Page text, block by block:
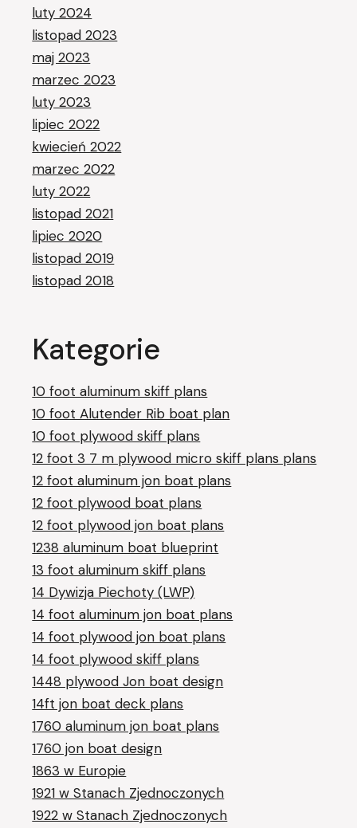
luty 2024
listopad 2023
maj 2023
marzec 2023
luty 2023
lipiec 2022
kwiecień 2022
marzec 2022
luty 2022
listopad 2021
lipiec 2020
listopad 2019
listopad 2018
Kategorie
10 foot aluminum skiff plans
10 foot Alutender Rib boat plan
10 foot plywood skiff plans
12 foot 3 7 m plywood micro skiff plans plans
12 foot aluminum jon boat plans
12 foot plywood boat plans
12 foot plywood jon boat plans
1238 aluminum boat blueprint
13 foot aluminum skiff plans
14 Dywizja Piechoty (LWP)
14 foot aluminum jon boat plans
14 foot plywood jon boat plans
14 foot plywood skiff plans
1448 plywood Jon boat design
14ft jon boat deck plans
1760 aluminum jon boat plans
1760 jon boat design
1863 w Europie
1921 w Stanach Zjednoczonych
1922 w Stanach Zjednoczonych